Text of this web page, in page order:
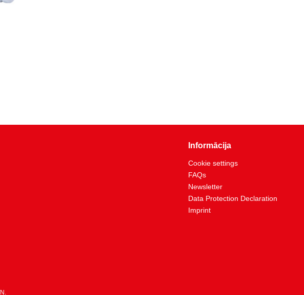
Informācija
Cookie settings
FAQs
Newsletter
Data Protection Declaration
Imprint